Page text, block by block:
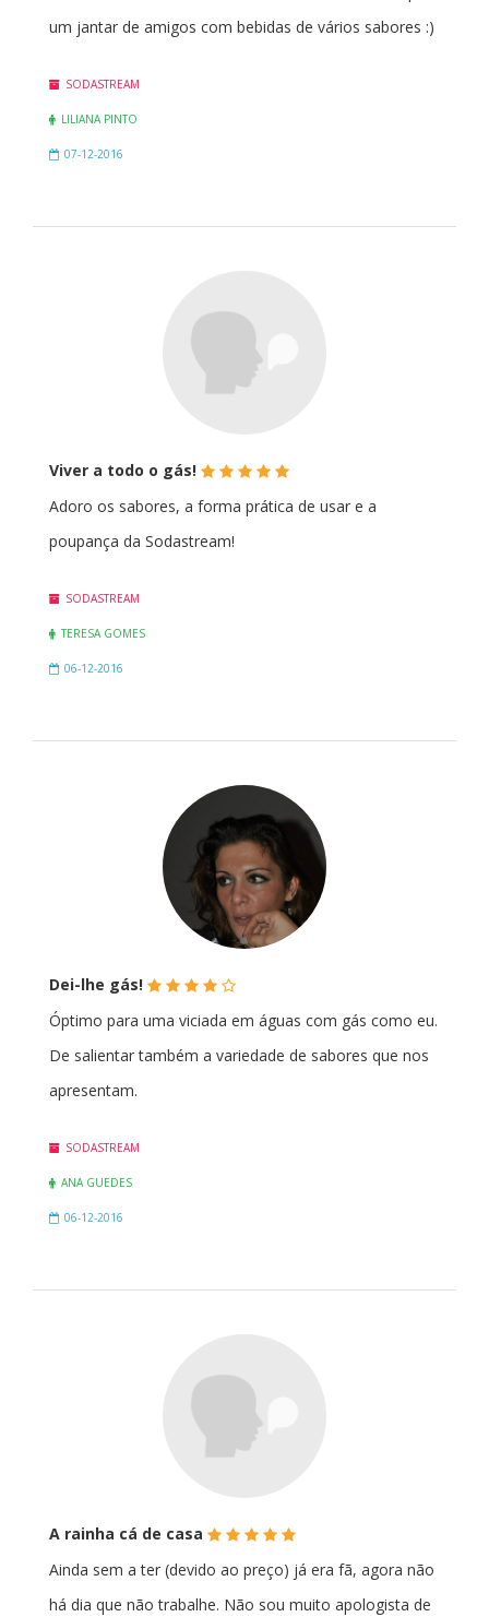
um jantar de amigos com bebidas de vários sabores :)
SODASTREAM
LILIANA PINTO
07-12-2016
Viver a todo o gás! (*)(*)(*)(*)(*)
Adoro os sabores, a forma prática de usar e a
poupança da Sodastream!
SODASTREAM
TERESA GOMES
06-12-2016
Dei-lhe gás! (*)(*)(*)(*)(
Óptimo para uma viciada em águas com gás como eu.
De salientar também a variedade de sabores que nos
apresentam.
SODASTREAM
ANA GUEDES
06-12-2016
A rainha cá de casa (*)(*)(*)(*)(*)
Ainda sem a ter (devido ao preço) já era fã, agora não
há dia que não trabalhe. Não sou muito apologista de